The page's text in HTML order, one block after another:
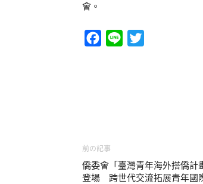
會。
Facebook
Line
前の記事
僑委會「臺灣青年海外搭僑計
登場 跨世代交流拓展青年國